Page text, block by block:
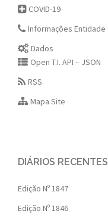
COVID-19
Informações Entidade
Dados
Open T.I. API – JSON
RSS
Mapa Site
DIÁRIOS RECENTES
Edição Nº 1847
Edição Nº 1846